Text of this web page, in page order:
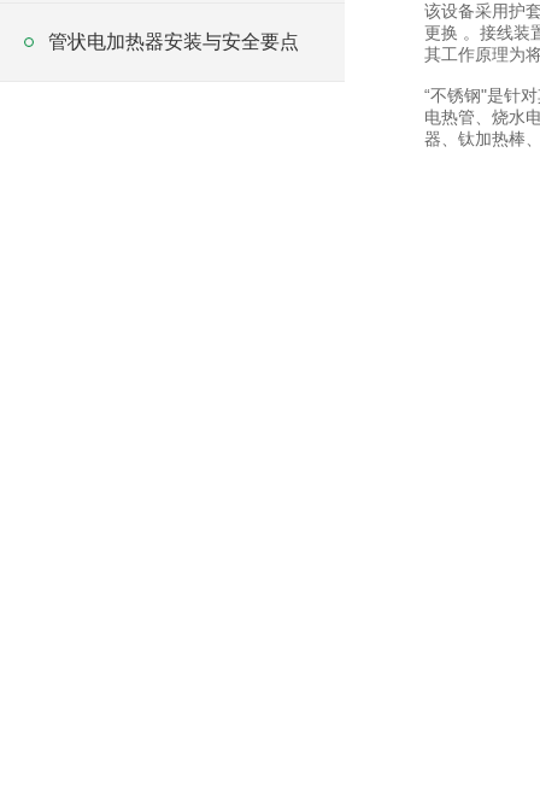
管状电加热器安装与安全要点
该设备采用护
更换 。接线装
其工作原理为
“不锈钢"是针
电热管、烧水
器、钛加热棒